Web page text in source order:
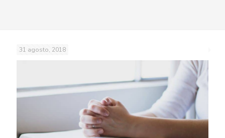
31 agosto, 2018